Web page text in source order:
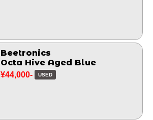
Beetronics
Octa Hive Aged Blue
¥44,000- USED